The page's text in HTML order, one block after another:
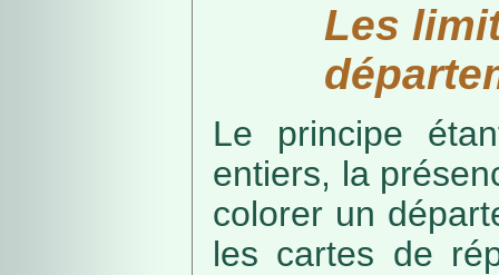
Les
Le principe
entiers, la
colorer un
les cartes de